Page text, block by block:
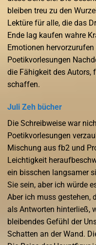
bleiben treu zu den
Lektüre für alle, die das
Ende lag kaufen wahre
Emotionen
Poetikvorlesungen
die Fähigkeit des Autors,
schaffen.
Juli Zeh bücher
Die Schreibweise war
Poetikvorlesungen
Mischung aus fb2 und
Leichtigkeit
ein bisschen langsamer
Sie sein, aber ich würde
Aber ich muss gestehen,
als Antworten hinterließ,
bleibendes Gefühl der
Schatten an der Wand.